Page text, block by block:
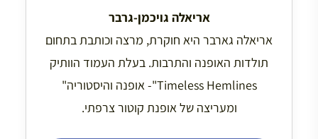
אריאלה גויכמן-גרבר
אריאלה גארבר היא חוקרת, מרצה וכותבת בתחום
תולדות האופנה והתרבות. בעלת העמוד הוותיק
Timeless Hemlines"- אופנה והיסטוריה"
ומעריצה של אופנת קוטור צרפתי.